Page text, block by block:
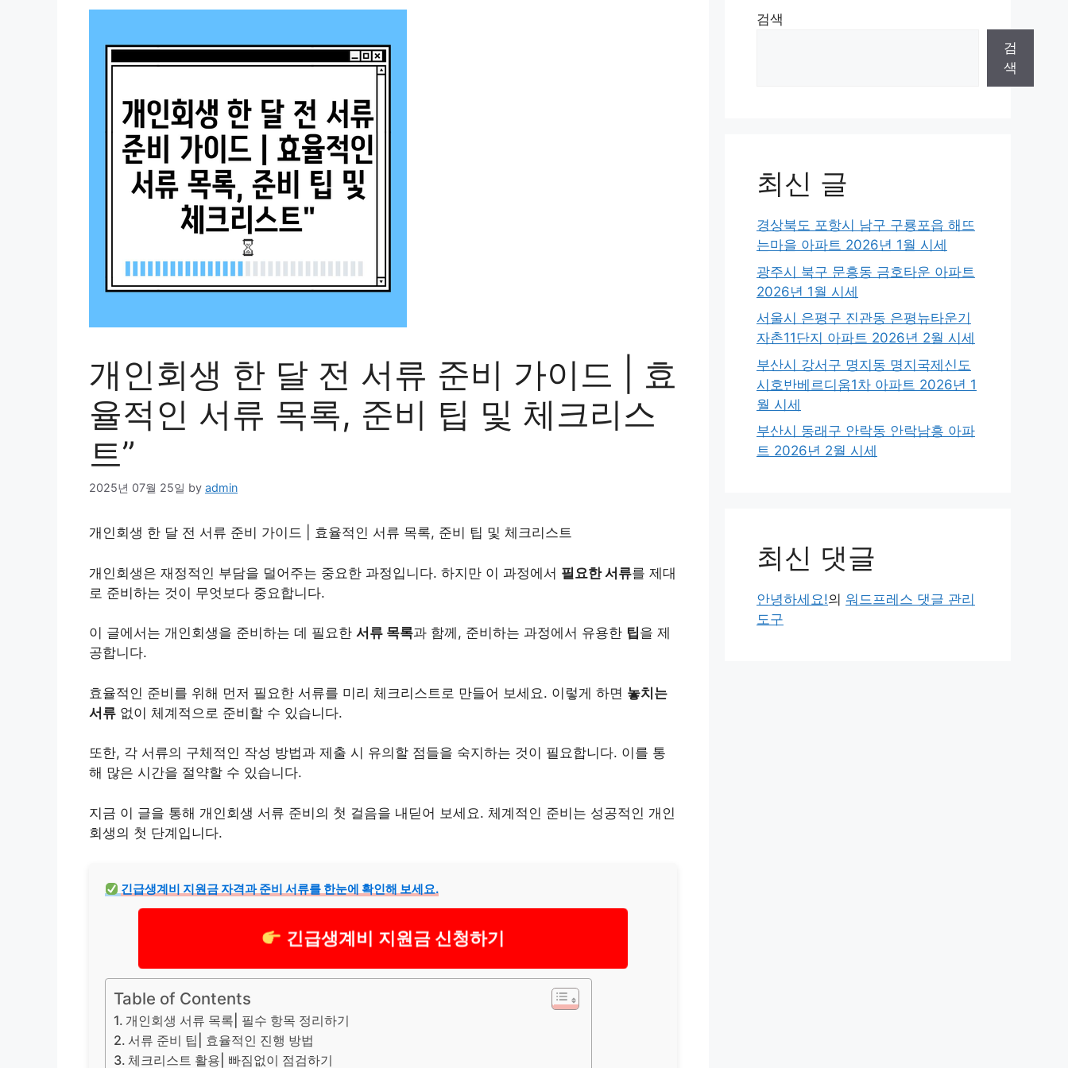
개인회생 한 달 전 서류 준비 가이드 | 효
율적인 서류 목록, 준비 팁 및 체크리스
트”
2025년 07월 25일 by admin
개인회생 한 달 전 서류 준비 가이드 | 효율적인 서류 목록, 준비 팁 및 체크리스트
개인회생은 재정적인 부담을 덜어주는 중요한 과정입니다. 하지만 이 과정에서 필요한 서류를 제대
로 준비하는 것이 무엇보다 중요합니다.
이 글에서는 개인회생을 준비하는 데 필요한 서류 목록과 함께, 준비하는 과정에서 유용한 팁을 제
공합니다.
효율적인 준비를 위해 먼저 필요한 서류를 미리 체크리스트로 만들어 보세요. 이렇게 하면 놓치는
서류 없이 체계적으로 준비할 수 있습니다.
또한, 각 서류의 구체적인 작성 방법과 제출 시 유의할 점들을 숙지하는 것이 필요합니다. 이를 통
해 많은 시간을 절약할 수 있습니다.
지금 이 글을 통해 개인회생 서류 준비의 첫 걸음을 내딛어 보세요. 체계적인 준비는 성공적인 개인
회생의 첫 단계입니다.
긴급생계비 지원금 자격과 준비 서류를 한눈에 확인해 보세요.
긴급생계비 지원금 신청하기
Table of Contents
개인회생 서류 목록| 필수 항목 정리하기
서류 준비 팁| 효율적인 진행 방법
체크리스트 활용| 빠짐없이 점검하기
검색
검
색
최신 글
경상북도 포항시 남구 구룡포읍 해뜨
는마을 아파트 2026년 1월 시세
광주시 북구 문흥동 금호타운 아파트
2026년 1월 시세
서울시 은평구 진관동 은평뉴타운기
자촌11단지 아파트 2026년 2월 시세
부산시 강서구 명지동 명지국제신도
시호반베르디움1차 아파트 2026년 1
월 시세
부산시 동래구 안락동 안락남흥 아파
트 2026년 2월 시세
최신 댓글
안녕하세요!의 워드프레스 댓글 관리
도구